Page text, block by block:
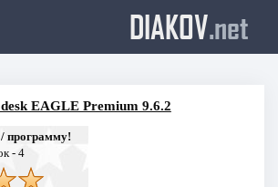
DIAKOV.net
EAGLE Premium 9.6.2
программу!
- 4